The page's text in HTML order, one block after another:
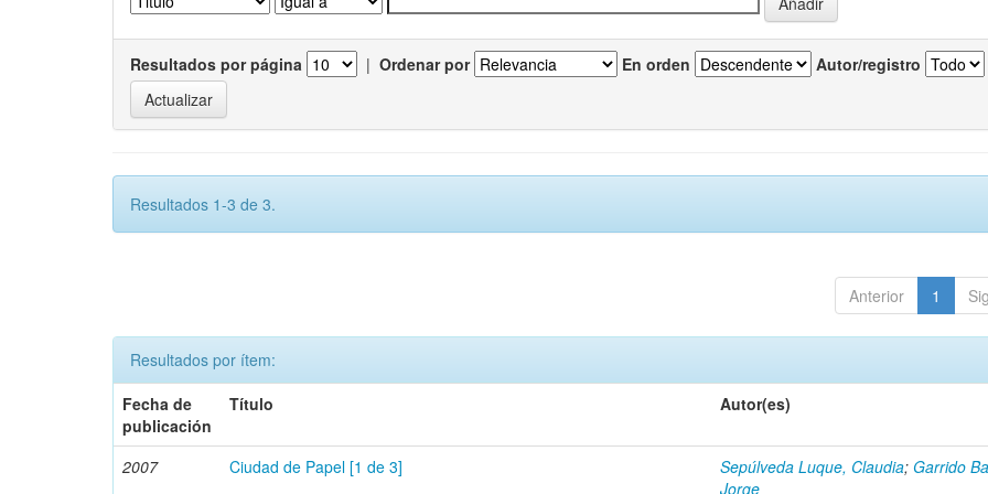
Resultados por página | Ordenar por En orden Autor/registro
Resultados 1-3 de 3.
Anterior 1
Resultados por ítem:
Fecha de
publicación
Título Autor(es)
2007 Ciudad de Papel [1 de 3] Sepúlveda Luque, Claudia; Garrido
Jorge